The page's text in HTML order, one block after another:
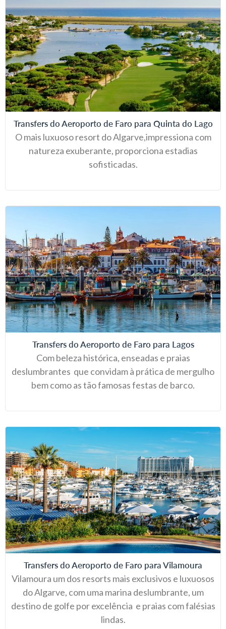
Transfers do Aeroporto de Faro para Quinta do Lago
O mais luxuoso resort do Algarve,impressiona com
natureza exuberante, proporciona estadias
sofisticadas.
Transfers do Aeroporto de Faro para Lagos
Com beleza histórica, enseadas e praias
deslumbrantes que convidam à prática de mergulho
bem como as tão famosas festas de barco.
Transfers do Aeroporto de Faro para Vilamoura
Vilamoura um dos resorts mais exclusivos e luxuosos
do Algarve, com uma marina deslumbrante, um
destino de golfe por excelência e praias com falésias
lindas.